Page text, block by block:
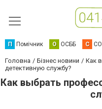
П Помічник О ОСББ C
Головна Бізнес новини
Как
детективную службу?
Как выбрать